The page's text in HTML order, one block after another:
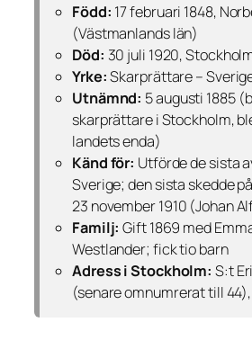
Född: 17 februari 1848,
(Västmanlands län)
Död: 30 juli 1920,
Yrke:Skarprättare –
Utnämnd: 5 augusti 1885
skarprättare i Stockholm,
landets enda)
Känd för: Utförde de sista
Sverige; den sista skedde
23 november 1910 (Johan
Familj: Gift 1869 med
Westlander; fick tio barn
Adress i Stockholm: S:t
(senare omnumrerat till